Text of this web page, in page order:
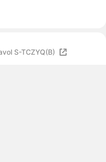
S-TCZYQ(B)